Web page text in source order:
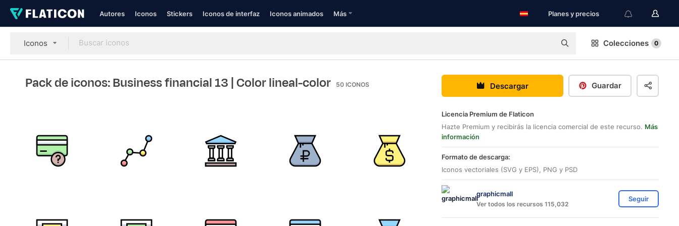
Autores Iconos Stickers Iconos de interfaz Iconos animados Más Planes y precios
Iconos Colecciones 0
Pack de iconos: Business financial 13 | Color lineal-color 50 ICONOS Descargar Guardar
Licencia Premium de Flaticon
Hazte Premium y recibirás la licencia comercial de este recurso. Más
información
Formato de descarga:
Iconos vectoriales (SVG y EPS), PNG y PSD
graphicmall
Ver todos los recursos 115,032
Seguir